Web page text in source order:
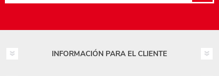
INFORMACIÓN PARA EL CLIENTE